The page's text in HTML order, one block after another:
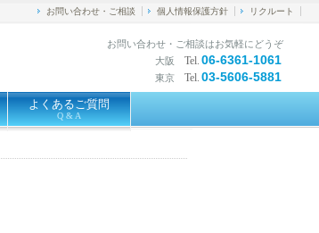
お問い合わせ・ご相談はお気軽にどうぞ
大阪 Tel. 06-6361-1061
東京 Tel. 03-5606-5881
お問い合わせ・ご相談 個人情報保護方針 リクルート
よくあるご質問
Q & A